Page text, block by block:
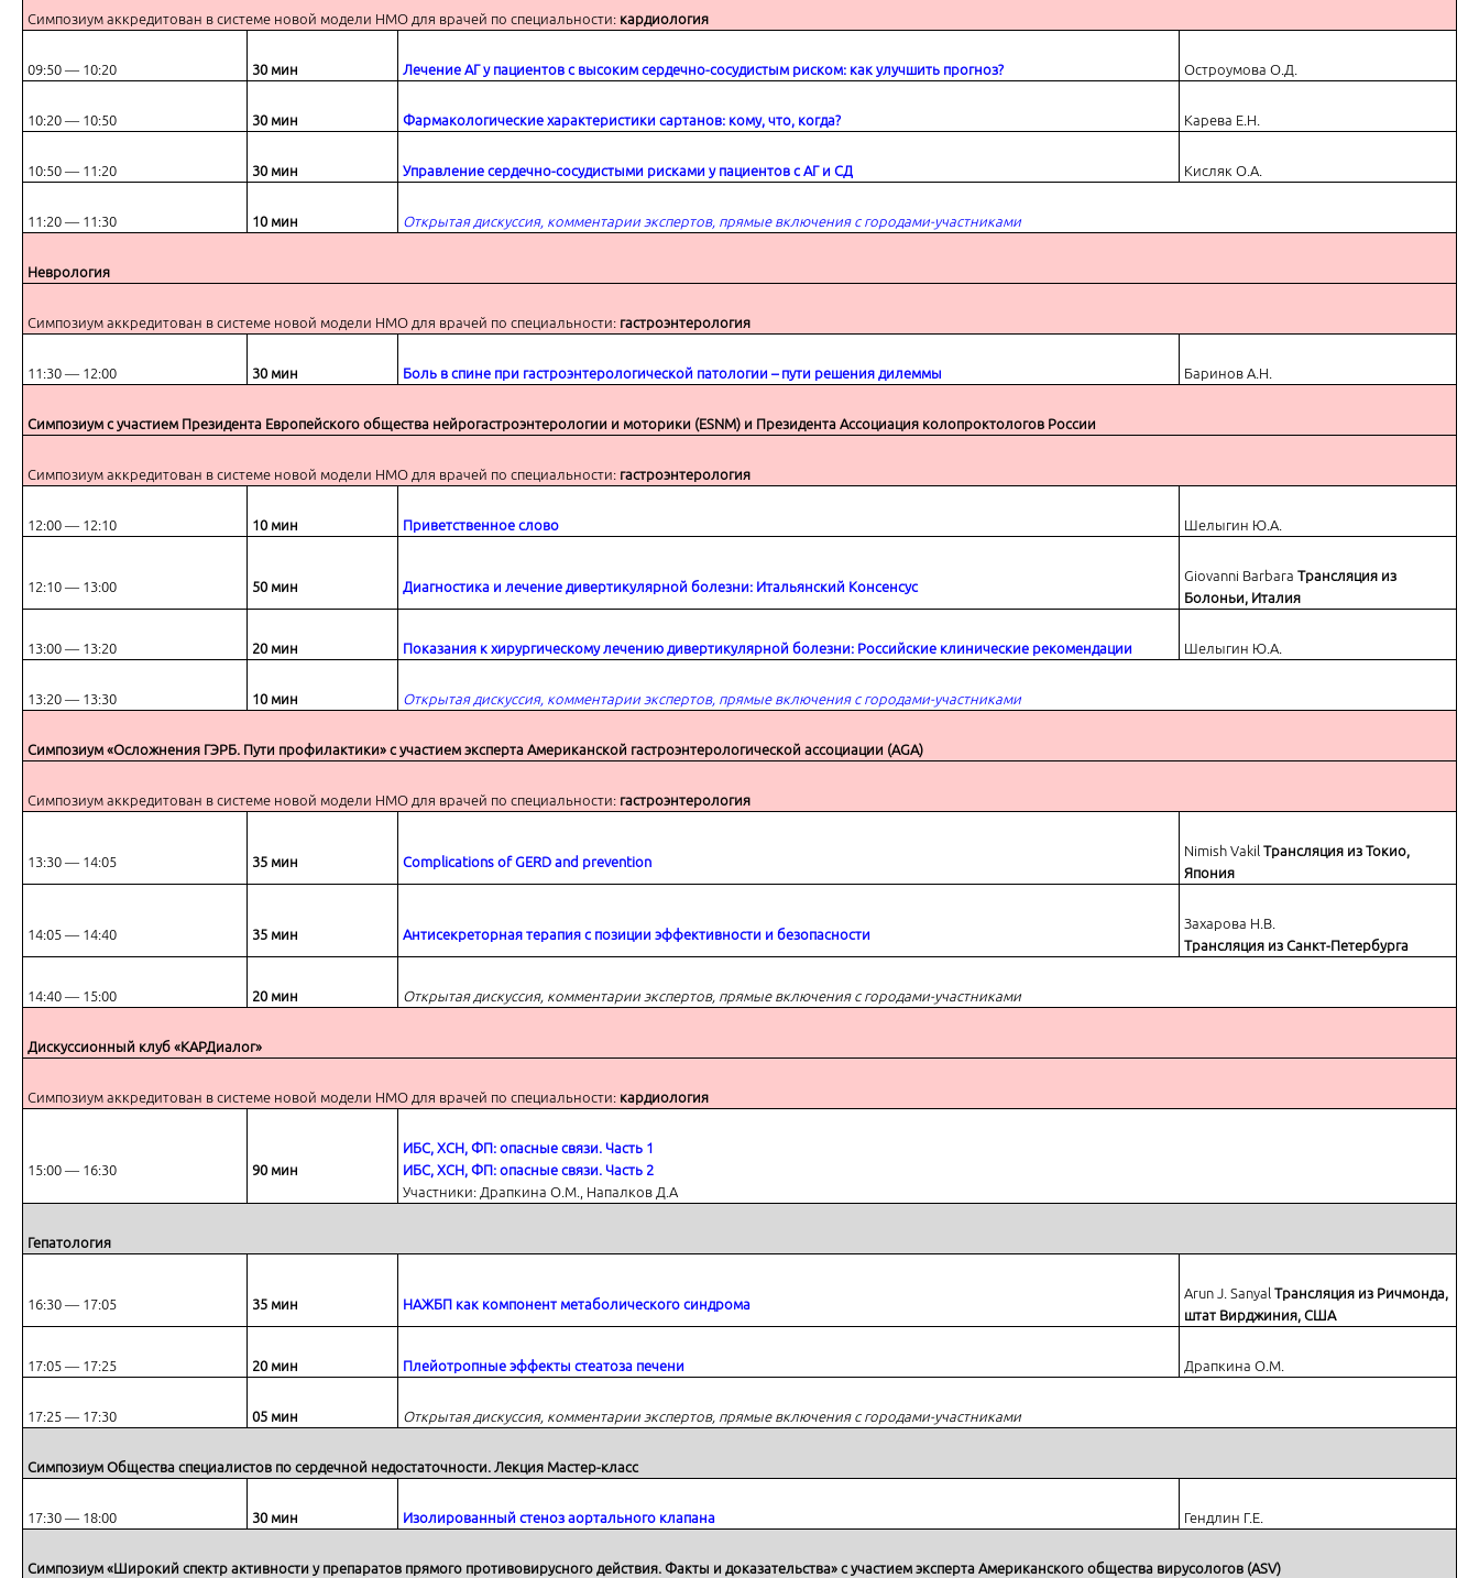
Ответы на вопросы
Приветственное слово
Диагностика и лечение дивертикулярной болезни: Итальянский Консенсус
Антисекреторная терапия с позиции эффективности и безопасности
Симпозиум аккредитован в системе новой модели НМО для врачей по специальности: кардиология
09:50 ― 10:20 30 мин Лечение АГ у пациентов с высоким сердечно-сосудистым риском: как улучшить прогноз? Остроумова О.Д.
10:20 ― 10:50 30 мин Фармакологические характеристики сартанов: кому, что, когда? Карева Е.Н.
10:50 ― 11:20 30 мин Управление сердечно-сосудистыми рисками у пациентов с АГ и СД Кисляк О.А.
11:20 ― 11:30 10 мин Открытая дискуссия, комментарии экспертов, прямые включения с городами-участниками
Неврология
Симпозиум аккредитован в системе новой модели НМО для врачей по специальности: гастроэнтерология
11:30 ― 12:00 30 мин Боль в спине при гастроэнтерологической патологии – пути решения дилеммы Баринов А.Н.
Симпозиум с участием Президента Европейского общества нейрогастроэнтерологии и моторики (ESNM) и Президента Ассоциация колопроктологов России
Симпозиум аккредитован в системе новой модели НМО для врачей по специальности: гастроэнтерология
12:00 ― 12:10 10 мин Приветственное слово Шелыгин Ю.А.
12:10 ― 13:00 50 мин Диагностика и лечение дивертикулярной болезни: Итальянский Консенсус
Giovanni Barbara Трансляция из
Болоньи, Италия
13:00 ― 13:20 20 мин Показания к хирургическому лечению дивертикулярной болезни: Российские клинические рекомендации Шелыгин Ю.А.
13:20 ― 13:30 10 мин Открытая дискуссия, комментарии экспертов, прямые включения с городами-участниками
Симпозиум «Осложнения ГЭРБ. Пути профилактики» с участием эксперта Американской гастроэнтерологической ассоциации (AGA)
Симпозиум аккредитован в системе новой модели НМО для врачей по специальности: гастроэнтерология
13:30 ― 14:05 35 мин Complications of GERD and prevention
Nimish Vakil Трансляция из Токио,
Япония
14:05 ― 14:40 35 мин Антисекреторная терапия с позиции эффективности и безопасности
Захарова Н.В.
Трансляция из Санкт-Петербурга
14:40 ― 15:00 20 мин Открытая дискуссия, комментарии экспертов, прямые включения с городами-участниками
Дискуссионный клуб «КАРДиалог»
Симпозиум аккредитован в системе новой модели НМО для врачей по специальности: кардиология
15:00 ― 16:30 90 мин
ИБС, ХСН, ФП: опасные связи. Часть 1
ИБС, ХСН, ФП: опасные связи. Часть 2
Участники: Драпкина О.М., Напалков Д.А
Гепатология
16:30 ― 17:05 35 мин НАЖБП как компонент метаболического синдрома
Arun J. Sanyal Трансляция из Ричмонда,
штат Вирджиния, США
17:05 ― 17:25 20 мин Плейотропные эффекты стеатоза печени Драпкина О.М.
17:25 ― 17:30 05 мин Открытая дискуссия, комментарии экспертов, прямые включения с городами-участниками
Симпозиум Общества специалистов по сердечной недостаточности. Лекция Мастер-класс
17:30 ― 18:00 30 мин Изолированный стеноз аортального клапана Гендлин Г.Е.
Симпозиум «Широкий спектр активности у препаратов прямого противовирусного действия. Факты и доказательства» с участием эксперта Американского общества вирусологов (ASV)